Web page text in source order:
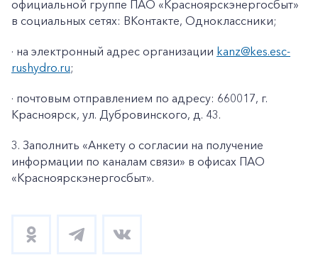
официальной группе ПАО «Красноярскэнергосбыт»
в социальных сетях: ВКонтакте, Одноклассники;
· на электронный адрес организации kanz@kes.esc-
rushydro.ru;
· почтовым отправлением по адресу: 660017, г.
Красноярск, ул. Дубровинского, д. 43.
3. Заполнить «Анкету о согласии на получение
информации по каналам связи» в офисах ПАО
«Красноярскэнергосбыт».